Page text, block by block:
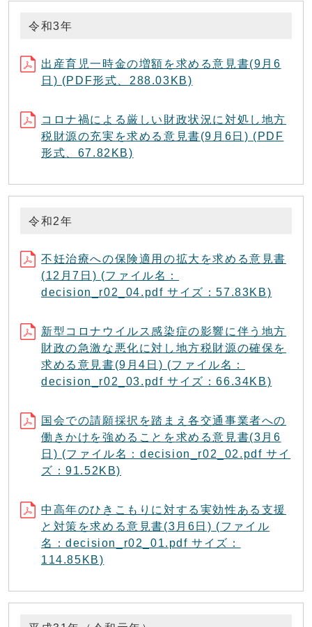
令和3年
出産育児一時金の増額を求める意見書(9月6
日) (PDF形式、288.03KB)
コロナ禍による厳しい財政状況に対処し地方
税財源の充実を求める意見書(9月6日) (PDF
形式、67.82KB)
令和2年
不妊治療への保険適用の拡大を求める意見書
(12月7日) (ファイル名：
decision_r02_04.pdf サイズ：57.83KB)
新型コロナウイルス感染症の影響に伴う地方
財政の急激な悪化に対し地方税財源の確保を
求める意見書(9月4日) (ファイル名：
decision_r02_03.pdf サイズ：66.34KB)
国会での請願採択を踏まえ各交通事業者への
働きかけを強めることを求める意見書(3月6
日) (ファイル名：decision_r02_02.pdf サイ
ズ：91.52KB)
中高年のひきこもりに対する実効性ある支援
と対策を求める意見書(3月6日) (ファイル
名：decision_r02_01.pdf サイズ：
114.85KB)